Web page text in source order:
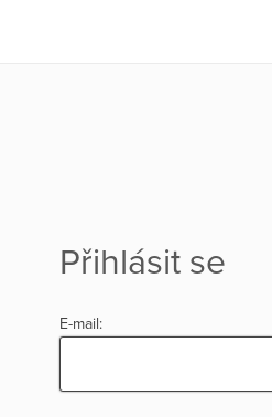
Přihlásit se
E-mail: